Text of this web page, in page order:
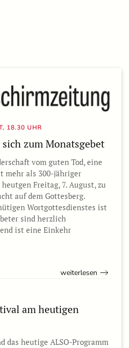
18.30 UHR
zum Monatsgebet
vom guten Tod, eine
mehr als 300-jähriger
Freitag, 7. August, zu
auf dem Gottesberg.
Wortgottesdienstes ist
sind herzlich
ist eine Einkehr
weiterlesen
am heutigen
das heutige ALSO-Programm